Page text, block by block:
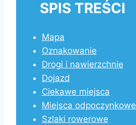
SPIS TREŚCI
Mapa
Oznakowanie
Drogi i nawierzchnie
Dojazd
Ciekawe miejsca
Miejsca odpoczynkowe
Szlaki rowerowe